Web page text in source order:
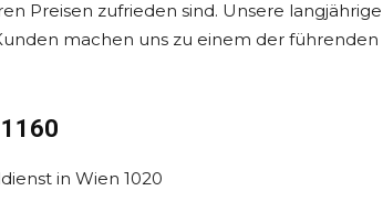
Preisen zufrieden sind. Unsere langjährige
machen uns zu einem der führenden